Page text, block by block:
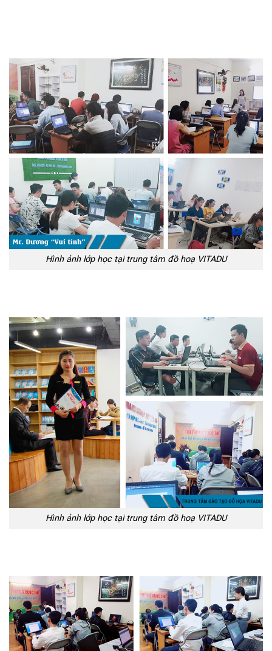
Hình ảnh lớp học tại trung tâm đồ hoạ VITADU
Hình ảnh lớp học tại trung tâm đồ hoạ VITADU